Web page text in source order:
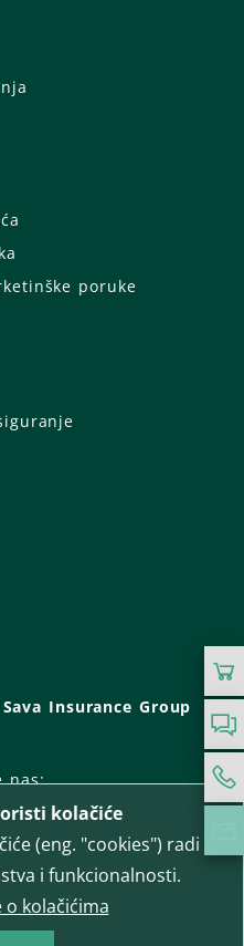
poruke
Sava Insurance Group
nas:
Instagram
YouTube
komunikacije
kolačiće
(eng. "cookies") radi
i funkcionalnosti.
o kolačićima